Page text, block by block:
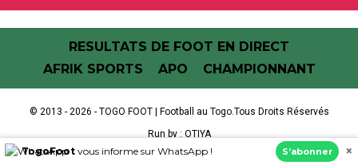
RESULTATS DE FOOT EN DIRECT
AFRIK SPORTS
APO CHAMPIONNANT
© 2013 - 2026 - TOGO FOOT | Football au Togo.Tous Droits Réservés
Run by : OTIYA
TogoFoot vous informe sur WhatsApp ! S’abonner ×